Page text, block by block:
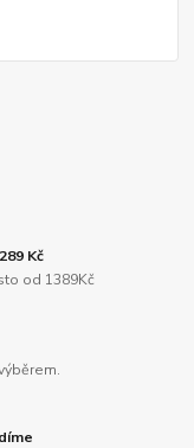
Kč
od 1389Kč